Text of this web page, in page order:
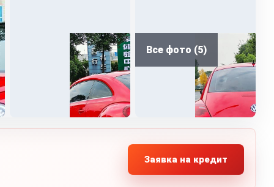
Все фото (5)
Заявка на кредит